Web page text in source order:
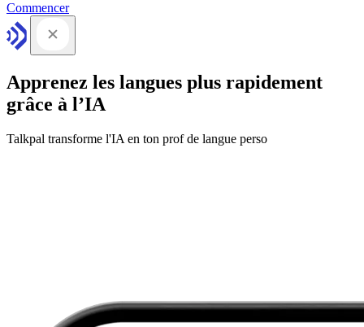
Commencer
Apprenez les langues plus rapidement
grâce à l’IA
Talkpal transforme l'IA en ton prof de langue perso